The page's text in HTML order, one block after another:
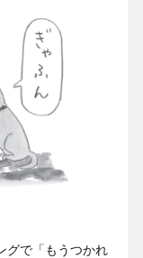
グで「もうつかれ